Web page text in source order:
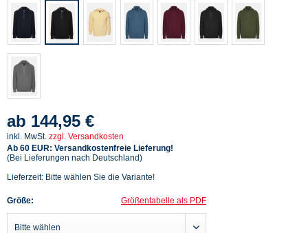
ab 144,95 €
inkl. MwSt. zzgl. Versandkosten
Ab 60 EUR: Versandkostenfreie Lieferung!
(Bei Lieferungen nach Deutschland)
Lieferzeit: Bitte wählen Sie die Variante!
Größe: Größentabelle als PDF